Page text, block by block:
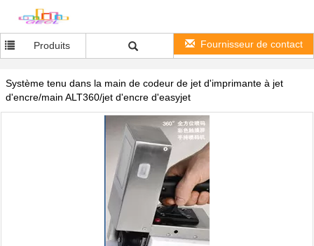
Produits Fournisseur de contact
Système tenu dans la main de codeur de jet d'imprimante à jet
d'encre/main ALT360/jet d'encre d'easyjet